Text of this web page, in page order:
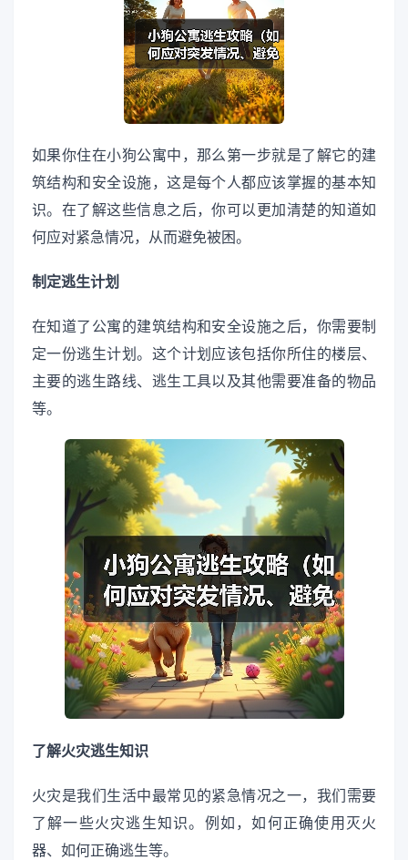
如果你住在小狗公寓中，那么第一步就是了解它的建
筑结构和安全设施，这是每个人都应该掌握的基本知
识。在了解这些信息之后，你可以更加清楚的知道如
何应对紧急情况，从而避免被困。
制定逃生计划
在知道了公寓的建筑结构和安全设施之后，你需要制
定一份逃生计划。这个计划应该包括你所住的楼层、
主要的逃生路线、逃生工具以及其他需要准备的物品
等。
了解火灾逃生知识
火灾是我们生活中最常见的紧急情况之一，我们需要
了解一些火灾逃生知识。例如，如何正确使用灭火
器、如何正确逃生等。